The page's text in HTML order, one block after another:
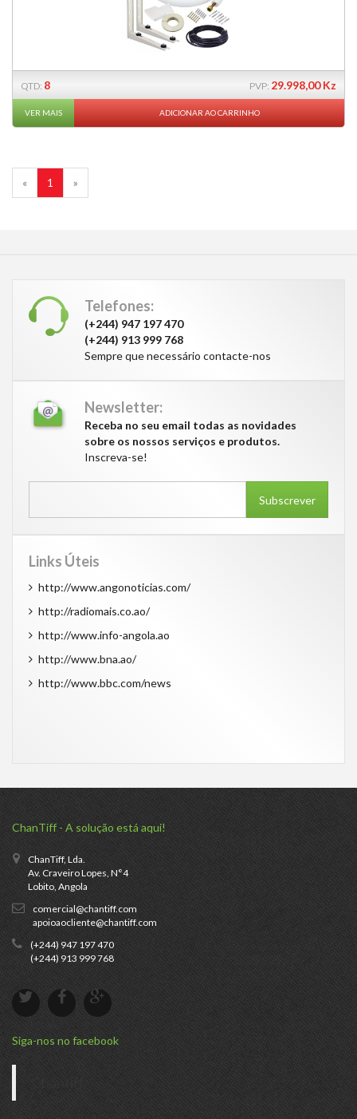
QTD: 8 PVP: 29.998,00 Kz
VER MAIS ADICIONAR AO CARRINHO
« 1 »
Telefones:
(+244) 947 197 470
(+244) 913 999 768
Sempre que necessário contacte-nos
Newsletter:
Receba no seu email todas as novidades
sobre os nossos serviços e produtos.
Inscreva-se!
Subscrever
Links Úteis
http://www.angonoticias.com/
http://radiomais.co.ao/
http://www.info-angola.ao
http://www.bna.ao/
http://www.bbc.com/news
ChanTiff - A solução está aqui!
ChanTiff, Lda.
Av. Craveiro Lopes, N°4
Lobito, Angola
comercial@chantiff.com
apoioaocliente@chantiff.com
(+244) 947 197 470
(+244) 913 999 768
Siga-nos no facebook